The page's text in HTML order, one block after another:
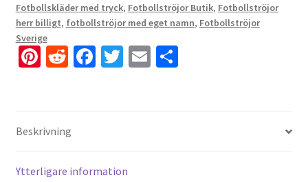
Fotbollskläder med tryck, Fotbollströjor Butik, Fotbollströjor
herr billigt, fotbollströjor med eget namn, Fotbollströjor
Sverige
Pi
es
R
di
t
Fa
k
T E D
Beskrivning
Ytterligare information